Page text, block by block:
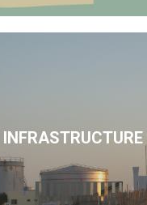
INFRASTRUCTURE